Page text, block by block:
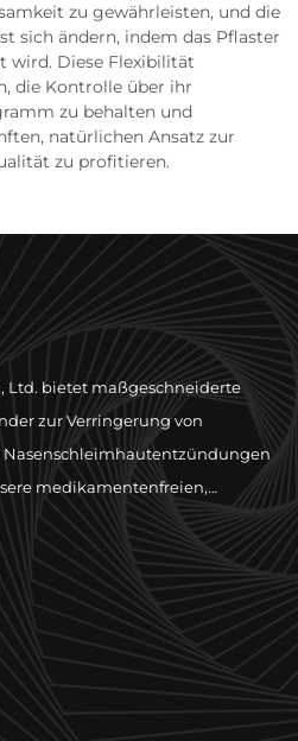
zu gewährleisten, und die
sich ändern, indem das Pflaster
wird. Diese Flexibilität
die Kontrolle über ihr
zu behalten und
natürlichen Ansatz zur
zu profitieren.
Ltd. bietet maßgeschneiderte
zur Verringerung von
Nasenschleimhautentzündungen
medikamentenfreien,
und globaler
verbessern.